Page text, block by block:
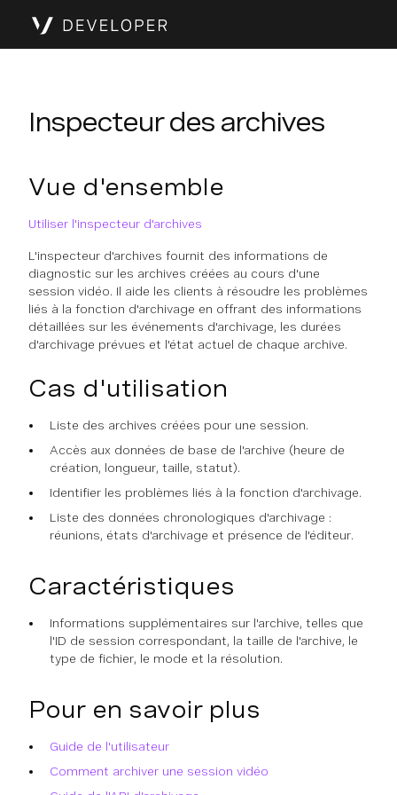
Inspecteur des archives
Vue d'ensemble
Utiliser l'inspecteur d'archives
L'inspecteur d'archives fournit des informations de
diagnostic sur les archives créées au cours d'une
session vidéo. Il aide les clients à résoudre les problèmes
liés à la fonction d'archivage en offrant des informations
détaillées sur les événements d'archivage, les durées
d'archivage prévues et l'état actuel de chaque archive.
Cas d'utilisation
Liste des archives créées pour une session.
Accès aux données de base de l'archive (heure de
création, longueur, taille, statut).
Identifier les problèmes liés à la fonction d'archivage.
Liste des données chronologiques d'archivage :
réunions, états d'archivage et présence de l'éditeur.
Caractéristiques
Informations supplémentaires sur l'archive, telles que
l'ID de session correspondant, la taille de l'archive, le
type de fichier, le mode et la résolution.
Pour en savoir plus
Guide de l'utilisateur
Comment archiver une session vidéo